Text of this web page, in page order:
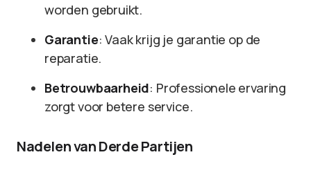
worden gebruikt.
Garantie: Vaak krijg je garantie op de
reparatie.
Betrouwbaarheid: Professionele ervaring
zorgt voor betere service.
Nadelen van Derde Partijen